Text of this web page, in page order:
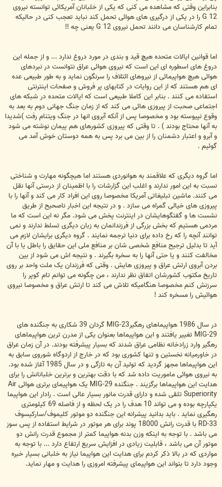
بنابراین وقتی که مشاهده می کنی که یکی از خلبانان آمریکائی توانسته نیروی
12 G را در یکی از درگیری های هوائی تحمل کند نباید تعجب کنی در حالیکه
تمام کارشناسان می دانند تحمل نیروی 12 G یعنی چه !!
اما قوانین ایالات متحده هیچ قید و بندی در مورد دروغ ندارد ... و از جمله این
دروغ های اسطوره ای این است که نیروی هوائی عراق نتوانست در نبردهای
هوائی هیچ هواپیمائی از نیروهای ائتلاف را سرنگون نماید و به طور طبیعی عده
ای هم هستند که از این روایات در کتابهای پر فروش و صفحات اینترنتی
استفاده می کنند . بنابر این کاملا طبیعی است که ایالات متحده در شبکه های
اجتماعی صحبت از پیروزی هائی می کند که از زمان جنگ جهانی دوم به بعد به
وقوع نپیوسته بود و مخصوصا پس از آنکه آبروی انها در جنگ ویتنام رفت )شدیدا
به آنها محتاج بودند ) . تا وقتی که پیروزی کشورهای هم پیمان نوشته می شود
و آبرو و اعتبار دشمنان را از بین می برد پس به همه دوستان خوش آمد می
گوئیم .
اما گروه دیگری که علاقمند به هوانوردی هستند اما هیچگونه مهارت و شناختی
نسبت به این امور ندارند و اغلب این گزارشات را با اظمینان از درستی آنها نقل
می کنند. ماشین تبلیغاتی آمریکا مخصوصا روی این افراد کار می کند و آنها را با
پیروزی های خیالی گمراه می سازد . و در نتیجه این اخبار ناصحیح از طریق
نشست ها و گفتگوهایشان در اینترنت پخش می شود. مگر نه این است که ما
مردمی هستیم که بخش بزرگی از فرزندانمان به زبان دیگری تسلط ندارند و نمی
توانند آنچه را که رخ داده برای دنیا ترجمه نمایند . گروه دیگری برایشان لازم می
آید تا بدلیل ترجیح منافع شخصی شان بر منافع ملی این حقایق را باطل یا با آن
مخالفت کنند و یا حتی آنها را به سخره بگیرند . و نتیجه اش می شود از بین
بردن آبروی ارتش عراق و پیروزی هایش . وقتی که فرزندان یک ملت واحد بر روی
تاریخ مکتوب کشورشان اتفاق نظر ندارند ، من چگونه می توانم تام کوپر را
سرزنش کنم مخصوصا هنگامیکه تلاش می کند تا ارتش عراق و مخصوصا نیروی
هوائیش را مسخره کند !
در سال 1986 هواپیماهای رهگیرMIG-23 گردان 39 شکاری به جنگنده های
MIG-29 تغییر یافتند و این هواپیماها بعنوان یکی از مدرن ترین هواپیماهای
رهگیر وارد زرادخانه نظامی عراق شدند که بسیار پیشرفته بودند. در آن زمان عراق
در خاورمیانه نخستین و تنها کشوری بود که در خارج از اردوگاه شوروی سابق به
این هواپیماها مجهز گردید که تولید آن به تازگی و در سال 1985 آغاز شده بود.
به نیروی هوائی ماموریت داده شد که با دقت بهترین و برترین خلبانانش را برای
هدایت این هواپیماها برگزیند . جنگنده MIG-29 یک هواپیمای برتری هوائی Air
Superiority تلقی شده و دارای قدرت مانور بسیار عالی است . رادار این هواپیما
یکپارچه بوده و می تواند 10 هدف را در یک لحظه و از فاصله 69 کیلومتری
رهگیری نماید . باید بدانید پیشرانه این جنگنده دو موتور کلیموف/سارکیسوف
RD-33 با قدرت رانش 18000 پوند برای هر موتور در شرایط استفاده از پس سوز
می باشد . با توجه به اینکه وزن بدنه هواپیما کمتر از مجموع قدرت رانش دو
موتور آن می باشد ، قابلیت زیادی در افزایش سریع ارتفاع دارد ... با توجه به
مواردی که در بالا ذکر کردم برای هدایت این هواپیما نیاز به خلبانی بسیار خبره
وجود دارد تا بتواند این هواپیمای پیشرفته امروزی را هدایت و مهار نماید.